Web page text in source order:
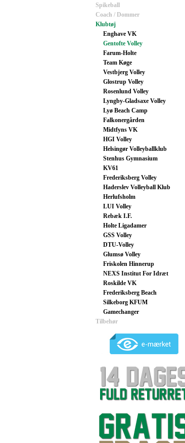
Spikeball
Coach / Dommer
Klubtøj
Enghave VK
Gentofte Volley
Farum-Holte
Team Køge
Vestbjerg Volley
Glostrup Volley
Rosenlund Volley
Lyngby-Gladsaxe Volley
Lyø Beach Camp
Falkonergården
Midtfyns VK
HGI Volley
Helsingør Volleyballklub
Stenhus Gymnasium
KV61
Frederiksberg Volley
Haderslev Volleyball Klub
Herlufsholm
LUI Volley
Rebæk I.F.
Holte Ligadamer
GSS Volley
DTU-Volley
Glumsø Volley
Friskolen Hinnerup
NEXS Institut For Idræt
Roskilde VK
Frederiksberg Beach
Silkeborg KFUM
Gamechanger
Tilbehør